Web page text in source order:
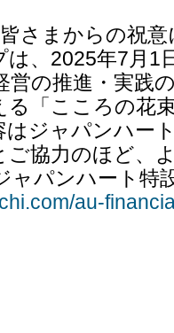
さまからの祝意
は、2025年7月
営の推進・実践
る「こころの花
はジャパンハー
ご協力のほど、
ャパンハート特
au-